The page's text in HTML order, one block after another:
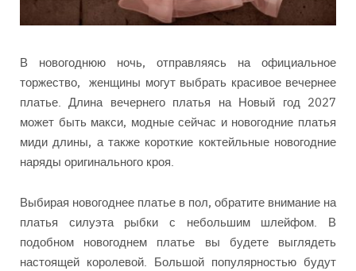
В новогоднюю ночь, отправляясь на официальное
торжество, женщины могут выбрать красивое вечернее
платье. Длина вечернего платья на Новый год 2027
может быть макси, модные сейчас и новогодние платья
миди длины, а также короткие коктейльные новогодние
наряды оригинального кроя.
Выбирая новогоднее платье в пол, обратите внимание на
платья силуэта рыбки с небольшим шлейфом. В
подобном новогоднем платье вы будете выглядеть
настоящей королевой. Большой популярностью будут